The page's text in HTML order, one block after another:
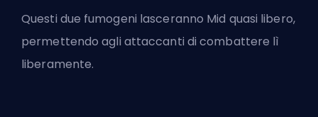
Questi due fumogeni lasceranno Mid quasi libero,
permettendo agli attaccanti di combattere lì
liberamente.